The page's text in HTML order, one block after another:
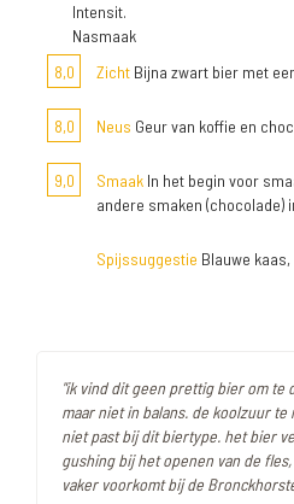
Intensit.
Nasmaak
8,0
Zicht Bijna zwart bier met
8,0 Neus Geur van koffie en
9,0 Smaak In het begin voor
andere smaken (chocolade)
Spijssuggestie Blauwe
"ik vind dit geen prettig bier om te
maar niet in balans. de koolzuur
niet past bij dit biertype. het bier
gushing bij het openen van de
vaker voorkomt bij de